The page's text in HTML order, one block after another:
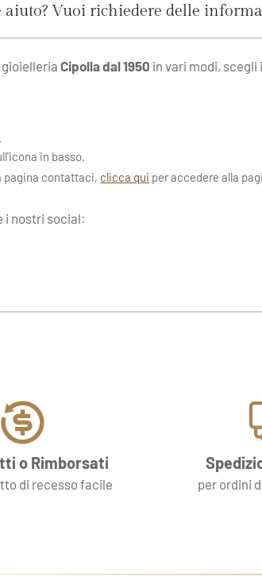
aiuto? Vuoi richiedere delle
Cipolla dal 1950 in vari modi, scegli
in basso.
pagina contattaci, clicca qui per accedere alla
i nostri social:
o Rimborsati
di recesso facile per ordini